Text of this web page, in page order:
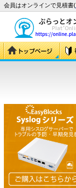
会員はオンラインで見積書(